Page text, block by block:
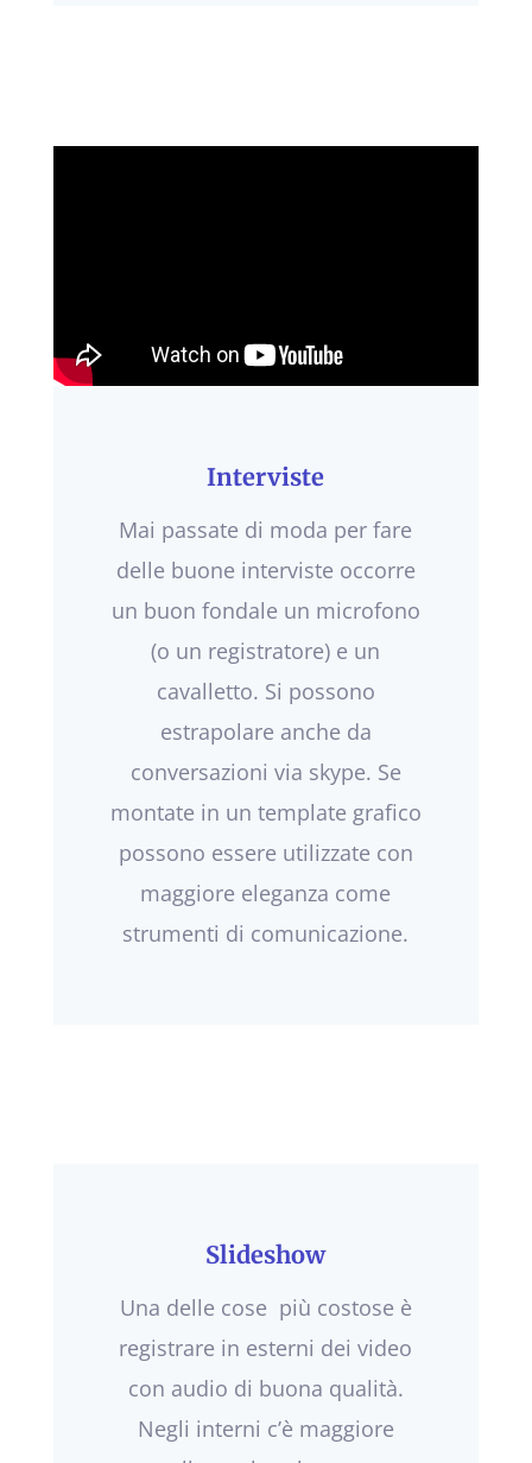
Interviste
Mai passate di moda per fare
delle buone interviste occorre
un buon fondale un microfono
(o un registratore) e un
cavalletto. Si possono
estrapolare anche da
conversazioni via skype. Se
montate in un template grafico
possono essere utilizzate con
maggiore eleganza come
strumenti di comunicazione.
Slideshow
Una delle cose più costose è
registrare in esterni dei video
con audio di buona qualità.
Negli interni c’è maggiore